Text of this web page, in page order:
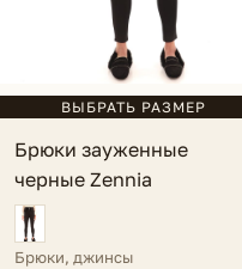
ВЫБРАТЬ РАЗМЕР
Брюки зауженные
черные Zennia
Брюки, джинсы